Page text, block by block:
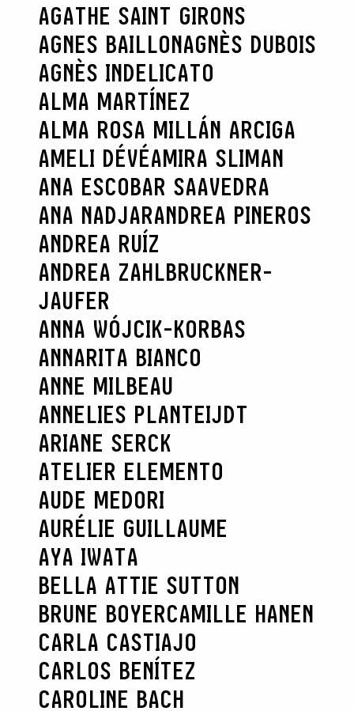
AGATHE SAINT GIRONS
AGNES BAILLONAGNÈS DUBOIS
AGNÈS INDELICATO
ALMA MARTÍNEZ
ALMA ROSA MILLÁN ARCIGA
AMELI DÉVÉAMIRA SLIMAN
ANA ESCOBAR SAAVEDRA
ANA NADJARANDREA PINEROS
ANDREA RUÍZ
ANDREA ZAHLBRUCKNER-
JAUFER
ANNA WÓJCIK-KORBAS
ANNARITA BIANCO
ANNE MILBEAU
ANNELIES PLANTEIJDT
ARIANE SERCK
ATELIER ELEMENTO
AUDE MEDORI
AURÉLIE GUILLAUME
AYA IWATA
BELLA ATTIE SUTTON
BRUNE BOYERCAMILLE HANEN
CARLA CASTIAJO
CARLOS BENÍTEZ
CAROLINE BACH